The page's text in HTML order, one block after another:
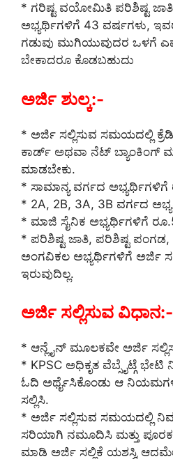
* ಗರಿಷ್ಟ ವಯೋಮಿತಿ ಪರಿಶಿಷ್ಟ ಜಾತಿ
ಅಭ್ಯರ್ಥಿಗಳಿಗೆ 43 ವರ್ಷಗಳು,
ಗಡುವು ಮುಗಿಯುವುದರ ಒಳಗೆ
ಬೇಕಾದರೂ ಕೊಡಬಹುದು
ಅರ್ಜಿ ಶುಲ್ಕ:-
* ಅರ್ಜಿ ಸಲ್ಲಿಸುವ ಸಮಯದಲ್ಲಿ
ಕಾರ್ಡ್ ಅಥವಾ ನೆಟ್ ಬ್ಯಾಂಕಿಂಗ್
ಮಾಡಬೇಕು.
* ಸಾಮಾನ್ಯ ವರ್ಗದ ಅಭ್ಯರ್ಥಿಗಳಿಗೆ
* 2A, 2B, 3A, 3B ವರ್ಗದ
* ಮಾಜಿ ಸೈನಿಕ ಅಭ್ಯರ್ಥಿಗಳಿಗೆ
* ಪರಿಶಿಷ್ಟ ಜಾತಿ, ಪರಿಶಿಷ್ಟ ಪಂಗಡ,
ಅಂಗವಿಕಲ ಅಭ್ಯರ್ಥಿಗಳಿಗೆ ಅರ್ಜಿ
ಇರುವುದಿಲ್ಲ.
ಅರ್ಜಿ ಸಲ್ಲಿಸುವ ವಿಧಾನ:-
* ಆನ್ಲೈನ್ ಮೂಲಕವೇ ಅರ್ಜಿ
* KPSC ಅಧಿಕೃತ ವೆಬ್ಸೈಟ್ಗೆ
ಓದಿ ಅರ್ಥೈಸಿಕೊಂಡು ಆ
ಸಲ್ಲಿಸಿ.
* ಅರ್ಜಿ ಸಲ್ಲಿಸುವ ಸಮಯದಲ್ಲಿ
ಸರಿಯಾಗಿ ನಮೂದಿಸಿ ಮತ್ತು
ಮಾಡಿ ಅರ್ಜಿ ಸಲ್ಲಿಕೆ ಯಶಸ್ವಿ